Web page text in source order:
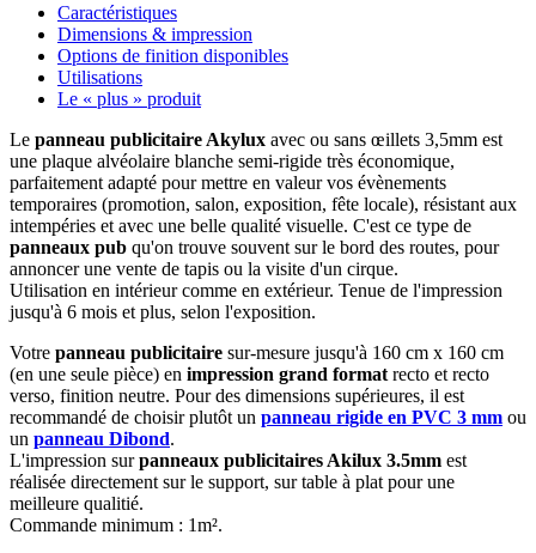
Caractéristiques
Dimensions & impression
Options de finition disponibles
Utilisations
Le « plus » produit
Le panneau publicitaire Akylux avec ou sans œillets 3,5mm est
une plaque alvéolaire blanche semi-rigide très économique,
parfaitement adapté pour mettre en valeur vos évènements
temporaires (promotion, salon, exposition, fête locale), résistant aux
intempéries et avec une belle qualité visuelle. C'est ce type de
panneaux pub qu'on trouve souvent sur le bord des routes, pour
annoncer une vente de tapis ou la visite d'un cirque.
Utilisation en intérieur comme en extérieur. Tenue de l'impression
jusqu'à 6 mois et plus, selon l'exposition.
Votre panneau publicitaire sur-mesure jusqu'à 160 cm x 160 cm
(en une seule pièce) en impression grand format recto et recto
verso, finition neutre. Pour des dimensions supérieures, il est
recommandé de choisir plutôt un panneau rigide en PVC 3 mm ou
un panneau Dibond.
L'impression surpanneaux publicitaires Akilux 3.5mm est
réalisée directement sur le support, sur table à plat pour une
meilleure qualitié.
Commande minimum : 1m².